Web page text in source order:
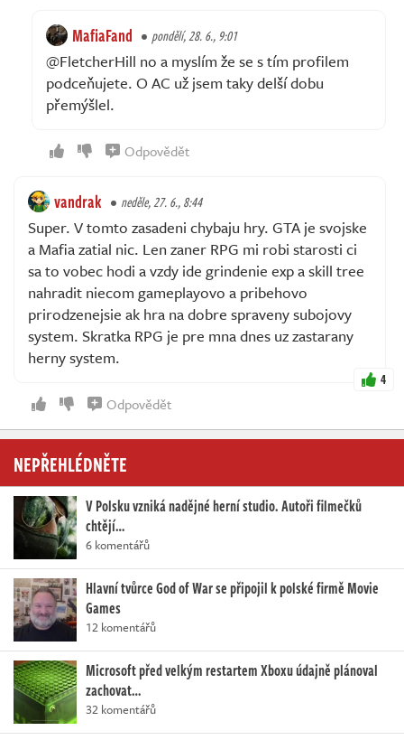
MafiaFand pondělí, 28. 6., 9:01
@FletcherHill no a myslím že se s tím profilem
podceňujete. O AC už jsem taky delší dobu
přemýšlel.
Odpovědět
vandrak neděle, 27. 6., 8:44
Super. V tomto zasadeni chybaju hry. GTA je svojske
a Mafia zatial nic. Len zaner RPG mi robi starosti ci
sa to vobec hodi a vzdy ide grindenie exp a skill tree
nahradit niecom gameplayovo a pribehovo
prirodzenejsie ak hra na dobre spraveny subojovy
system. Skratka RPG je pre mna dnes uz zastarany
herny system.
4
Odpovědět
NEPŘEHLÉDNĚTE
V Polsku vzniká nadějné herní studio. Autoři filmečků
chtějí…
6 komentářů
Hlavní tvůrce God of War se připojil k polské firmě Movie
Games
12 komentářů
Microsoft před velkým restartem Xboxu údajně plánoval
zachovat…
32 komentářů